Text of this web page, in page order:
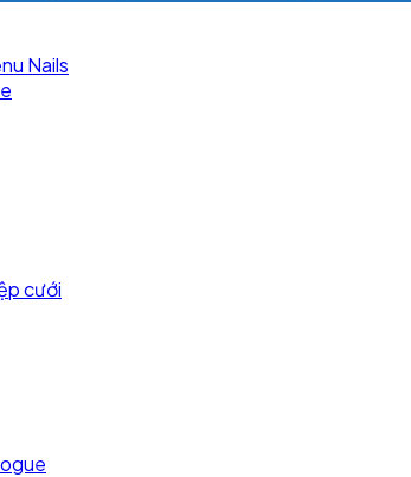
Nails
cưới